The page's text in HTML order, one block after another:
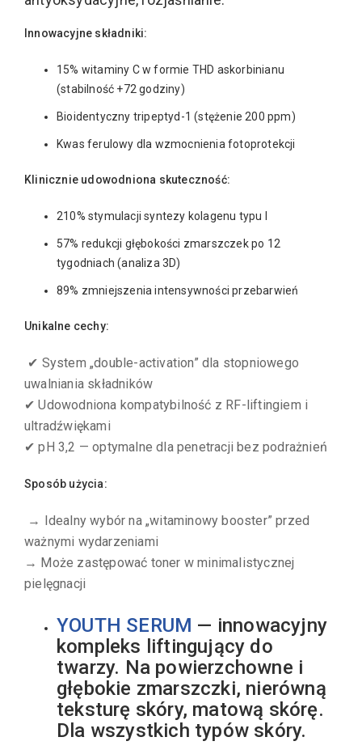
Innowacyjne składniki:
15% witaminy C w formie THD askorbinianu
(stabilność +72 godziny)
Bioidentyczny tripeptyd-1 (stężenie 200 ppm)
Kwas ferulowy dla wzmocnienia fotoprotekcji
Klinicznie udowodniona skuteczność:
210% stymulacji syntezy kolagenu typu I
57% redukcji głębokości zmarszczek po 12
tygodniach (analiza 3D)
89% zmniejszenia intensywności przebarwień
Unikalne cechy:
✔ System „double-activation” dla stopniowego
uwalniania składników
✔ Udowodniona kompatybilność z RF-liftingiem i
ultradźwiękami
✔ pH 3,2 — optymalne dla penetracji bez podrażnień
Sposób użycia:
→ Idealny wybór na „witaminowy booster” przed
ważnymi wydarzeniami
→ Może zastępować toner w minimalistycznej
pielęgnacji
YOUTH SERUM — innowacyjny
kompleks liftingujący do
twarzy. Na powierzchowne i
głębokie zmarszczki, nierówną
teksturę skóry, matową skórę.
Dla wszystkich typów skóry.